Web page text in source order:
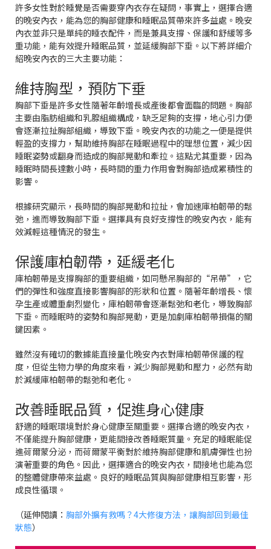
許多女性對於睡覺是否需要穿內衣存在疑問，事實上，選擇合適
的晚安內衣，能為您的胸部健康和睡眠品質帶來許多益處。晚安
內衣並非只是單純的睡衣配件，而是兼具支撐、保護和舒緩等多
重功能，能有效提升睡眠品質，並延緩胸部下垂。以下將詳細介
紹晚安內衣的三大主要功能：
維持胸型，預防下垂
胸部下垂是許多女性隨著年齡增長或產後都會面臨的問題。胸部
主要由脂肪組織和乳腺組織構成，缺乏足夠的支撐，地心引力便
會逐漸拉扯胸部組織，導致下垂。晚安內衣的功能之一便是提供
輕盈的支撐力，幫助維持胸部在睡眠過程中的理想位置，減少因
睡眠姿勢或翻身而造成的胸部晃動和牽拉。這點尤其重要，因為
睡眠時間長達數小時，長時間的重力作用會對胸部造成累積性的
影響。
根據研究顯示，長時間的胸部晃動和拉扯，會加速庫柏韌帶的鬆
弛，進而導致胸部下垂。選擇具有良好支撐性的晚安內衣，能有
效減輕這種情況的發生。
保護庫柏韌帶，延緩老化
庫柏韌帶是支撐胸部的重要組織，如同懸吊胸部的“吊帶”，它
們的彈性和強度直接影響胸部的形狀和位置。隨著年齡增長、懷
孕生產或體重劇烈變化，庫柏韌帶會逐漸鬆弛和老化，導致胸部
下垂。而睡眠時的姿勢和胸部晃動，更是加劇庫柏韌帶損傷的關
鍵因素。
雖然沒有確切的數據能直接量化晚安內衣對庫柏韌帶保護的程
度，但從生物力學的角度來看，減少胸部晃動和壓力，必然有助
於減緩庫柏韌帶的鬆弛和老化。
改善睡眠品質，促進身心健康
舒適的睡眠環境對於身心健康至關重要。選擇合適的晚安內衣，
不僅能提升胸部健康，更能間接改善睡眠質量。充足的睡眠能促
進荷爾蒙分泌，而荷爾蒙平衡對於維持胸部健康和肌膚彈性也扮
演著重要的角色。因此，選擇適合的晚安內衣，間接地也能為您
的整體健康帶來益處。良好的睡眠品質與胸部健康相互影響，形
成良性循環。
（延伸閱讀： 胸部外擴有救嗎？4大修復方法，讓胸部回到最佳
狀態）